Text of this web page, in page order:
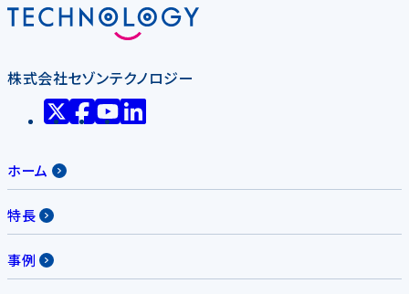
株式会社セゾンテクノロジー
ホーム
特長
事例